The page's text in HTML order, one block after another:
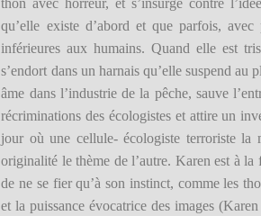
thon avec horreur, et s’insurge contre
qu’elle existe d’abord et que parfois,
inférieures aux humains. Quand elle est
s’endort dans un harnais qu’elle suspend
âme dans l’industrie de la pêche, sauve
récriminations des écologistes et attire un
jour où une cellule- écologiste terroriste la
originalité le thème de l’autre. Karen est à
de ne se fier qu’à son instinct, comme les
et la puissance évocatrice des images